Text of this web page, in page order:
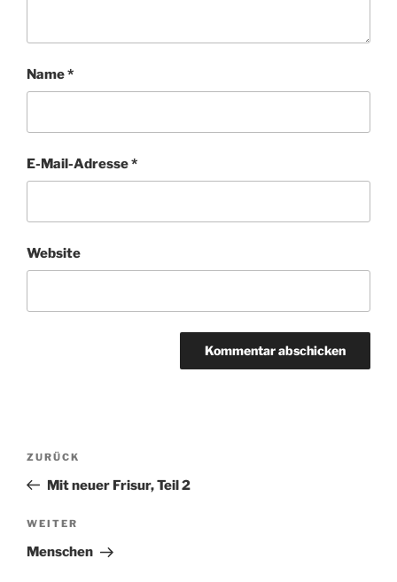
Name*
E-Mail-Adresse*
Website
Beitragsnavigation
Vorheriger
Beitrag
ZURÜCK
Mit neuer Frisur, Teil 2
Nächster
Beitrag
WEITER
Menschen